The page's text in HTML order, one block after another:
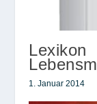
Lexikon
1. Januar 2014